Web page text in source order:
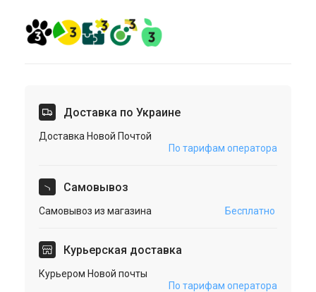
Доставка по Украине
Доставка Новой Почтой
По тарифам оператора
Cамовывоз
Самовывоз из магазина Бесплатно
Курьерская доставка
Курьером Новой почты
По тарифам оператора